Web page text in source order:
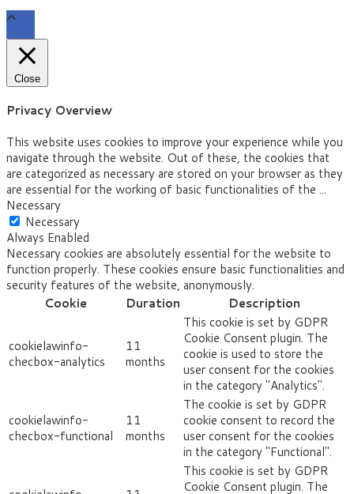
Close
Privacy Overview
This website uses cookies to improve your experience while you
navigate through the website. Out of these, the cookies that
are categorized as necessary are stored on your browser as they
are essential for the working of basic functionalities of the ...
Necessary
Necessary
Always Enabled
Necessary cookies are absolutely essential for the website to
function properly. These cookies ensure basic functionalities and
security features of the website, anonymously.
Cookie
Duration Description
cookielawinfo-
checbox-analytics
11
months
This cookie is set by GDPR
Cookie Consent plugin. The
cookie is used to store the
user consent for the cookies
in the category "Analytics".
cookielawinfo-
checbox-functional
11
months
The cookie is set by GDPR
cookie consent to record the
user consent for the cookies
in the category "Functional".
This cookie is set by GDPR
Cookie Consent plugin. The